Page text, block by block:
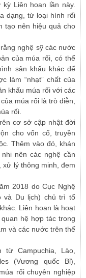
Liên hoan lần này.
dạng, từ loại hình rối
tạo nên hiệu quả cho
nghệ sỹ các nước
của múa rối, có thể
sân khấu khác để
làm “nhạt” chất của
khấu múa rối với các
múa rối là trò diễn,
rối.
cơ sở cập nhật đời
cho vốn cổ, truyền
Thêm vào đó, khán
nên các nghệ cần
lý thông minh, đem
2018 do Cục Nghệ
và Du lịch) chủ trì tổ
Liên hoan là hoạt
hệ hợp tác trong
và các nước trên thế
Campuchia, Lào,
(Vương quốc Bỉ),
rối chuyên nghiệp